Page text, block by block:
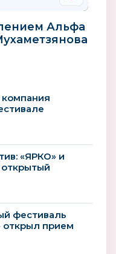
Альфа
«ЯРКО» и
фестиваль
открыл прием